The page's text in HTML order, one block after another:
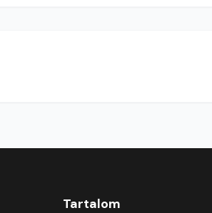
Tartalom